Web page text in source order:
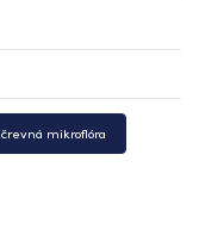
črevná mikroflóra